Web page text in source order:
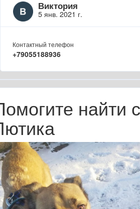
Виктория
5 янв. 2021 г.
Контактный телефон
+79055188936
найти